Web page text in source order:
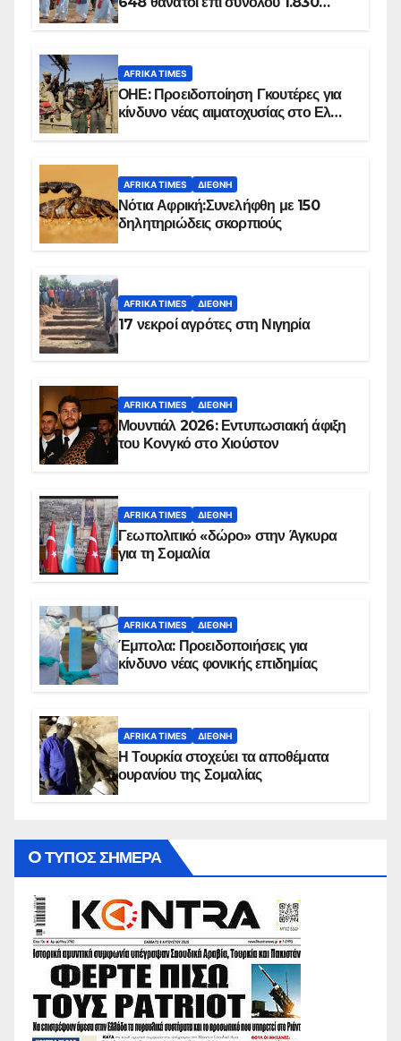
AFRIKA TIMES
ΟΗΕ: Προειδοποίηση Γκουτέρες για
κίνδυνο νέας αιματοχυσίας στο Ελ
AFRIKA TIMES ΔΙΕΘΝΉ
Νότια Αφρική:Συνελήφθη με 150
δηλητηριώδεις σκορπιούς
AFRIKA TIMES ΔΙΕΘΝΉ
17 νεκροί αγρότες στη Νιγηρία
AFRIKA TIMES ΔΙΕΘΝΉ
Μουντιάλ 2026: Εντυπωσιακή άφιξη
του Κονγκό στο Χιούστον
AFRIKA TIMES ΔΙΕΘΝΉ
Γεωπολιτικό «δώρο» στην Άγκυρα
για τη Σομαλία
AFRIKA TIMES ΔΙΕΘΝΉ
Έμπολα: Προειδοποιήσεις για
κίνδυνο νέας φονικής επιδημίας
AFRIKA TIMES ΔΙΕΘΝΉ
Η Τουρκία στοχεύει τα αποθέματα
ουρανίου της Σομαλίας
O ΤΥΠΟΣ ΣΗΜΕΡΑ